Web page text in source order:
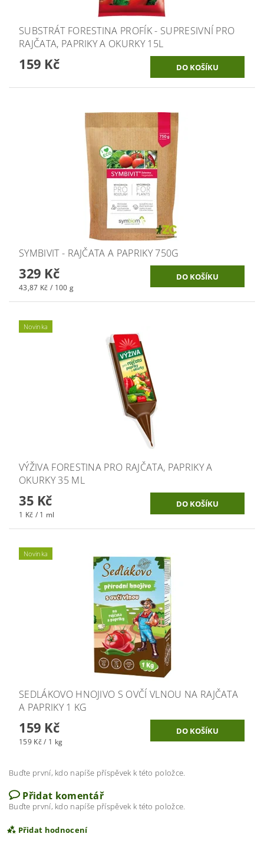
SUBSTRÁT FORESTINA PROFÍK - SUPRESIVNÍ PRO
RAJČATA, PAPRIKY A OKURKY 15L
159 Kč
SYMBIVIT - RAJČATA A PAPRIKY 750G
329 Kč
43,87 Kč / 100 g
Novinka
VÝŽIVA FORESTINA PRO RAJČATA, PAPRIKY A
OKURKY 35 ML
35 Kč
1 Kč / 1 ml
Novinka
SEDLÁKOVO HNOJIVO S OVČÍ VLNOU NA RAJČATA
A PAPRIKY 1 KG
159 Kč
159 Kč / 1 kg
Buďte první, kdo napíše příspěvek k této položce.
Přidat komentář
Buďte první, kdo napíše příspěvek k této položce.
Přidat hodnocení